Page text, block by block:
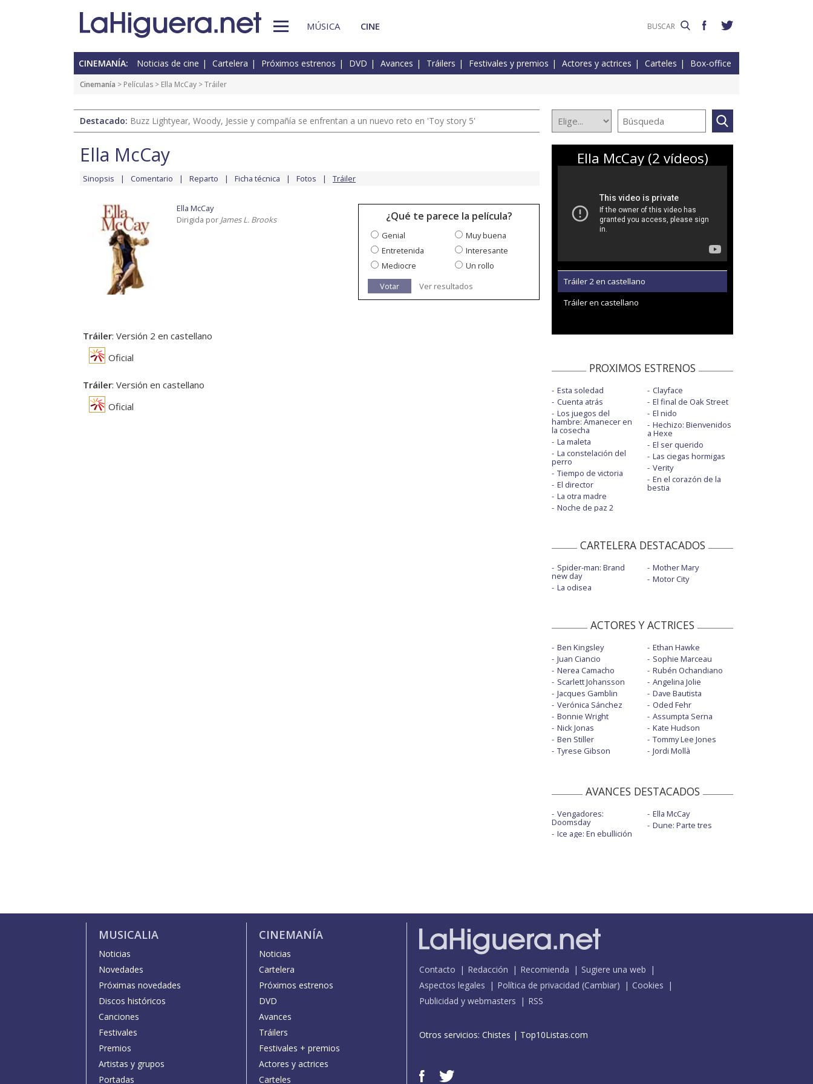
MÚSICA CINE
CINEMANÍA: Noticias de cine Cartelera Próximos estrenos DVD Avances Tráilers Festivales y premios Actores y actrices Carteles Box-office
Cinemanía > Películas > Ella McCay > Tráiler
Destacado: Buzz Lightyear, Woody, Jessie y compañía se enfrentan a un nuevo reto en 'Toy story 5'
Ella McCay
Sinopsis Comentario Reparto Ficha técnica Fotos Tráiler
Ella McCay
Dirigida por James L. Brooks ¿Qué te parece la película?
Genial
Muy buena
Entretenida
Interesante
Mediocre
Un rollo
Votar
Ver resultados
Tráiler: Versión 2 en castellano
Oficial
Tráiler: Versión en castellano
Oficial
Ella McCay (2 vídeos)
Tráiler 2 en castellano
Tráiler en castellano
PROXIMOS ESTRENOS
Esta soledad
Cuenta atrás
Los juegos del
hambre: Amanecer en
la cosecha
La maleta
La constelación del
perro
Tiempo de victoria
El director
La otra madre
Noche de paz 2
Clayface
El final de Oak Street
El nido
Hechizo: Bienvenidos
a Hexe
El ser querido
Las ciegas hormigas
Verity
En el corazón de la
bestia
CARTELERA DESTACADOS
Spider-man: Brand
new day
La odisea
Mother Mary
Motor City
ACTORES Y ACTRICES
Ben Kingsley
Juan Ciancio
Nerea Camacho
Scarlett Johansson
Jacques Gamblin
Verónica Sánchez
Bonnie Wright
Nick Jonas
Ben Stiller
Tyrese Gibson
Ethan Hawke
Sophie Marceau
Rubén Ochandiano
Angelina Jolie
Dave Bautista
Oded Fehr
Assumpta Serna
Kate Hudson
Tommy Lee Jones
Jordi Mollà
AVANCES DESTACADOS
Vengadores:
Doomsday
Ice age: En ebullición
Ella McCay
Dune: Parte tres
MUSICALIA
Noticias
Novedades
Próximas novedades
Discos históricos
Canciones
Festivales
Premios
Artistas y grupos
Portadas
CINEMANÍA
Noticias
Cartelera
Próximos estrenos
DVD
Avances
Tráilers
Festivales + premios
Actores y actrices
Carteles
Contacto Redacción Recomienda
Sugiere una web
Aspectos legales
Política de privacidad (Cambiar)
Cookies
Publicidad y webmasters
RSS
Otros servicios: Chistes | Top10Listas.com